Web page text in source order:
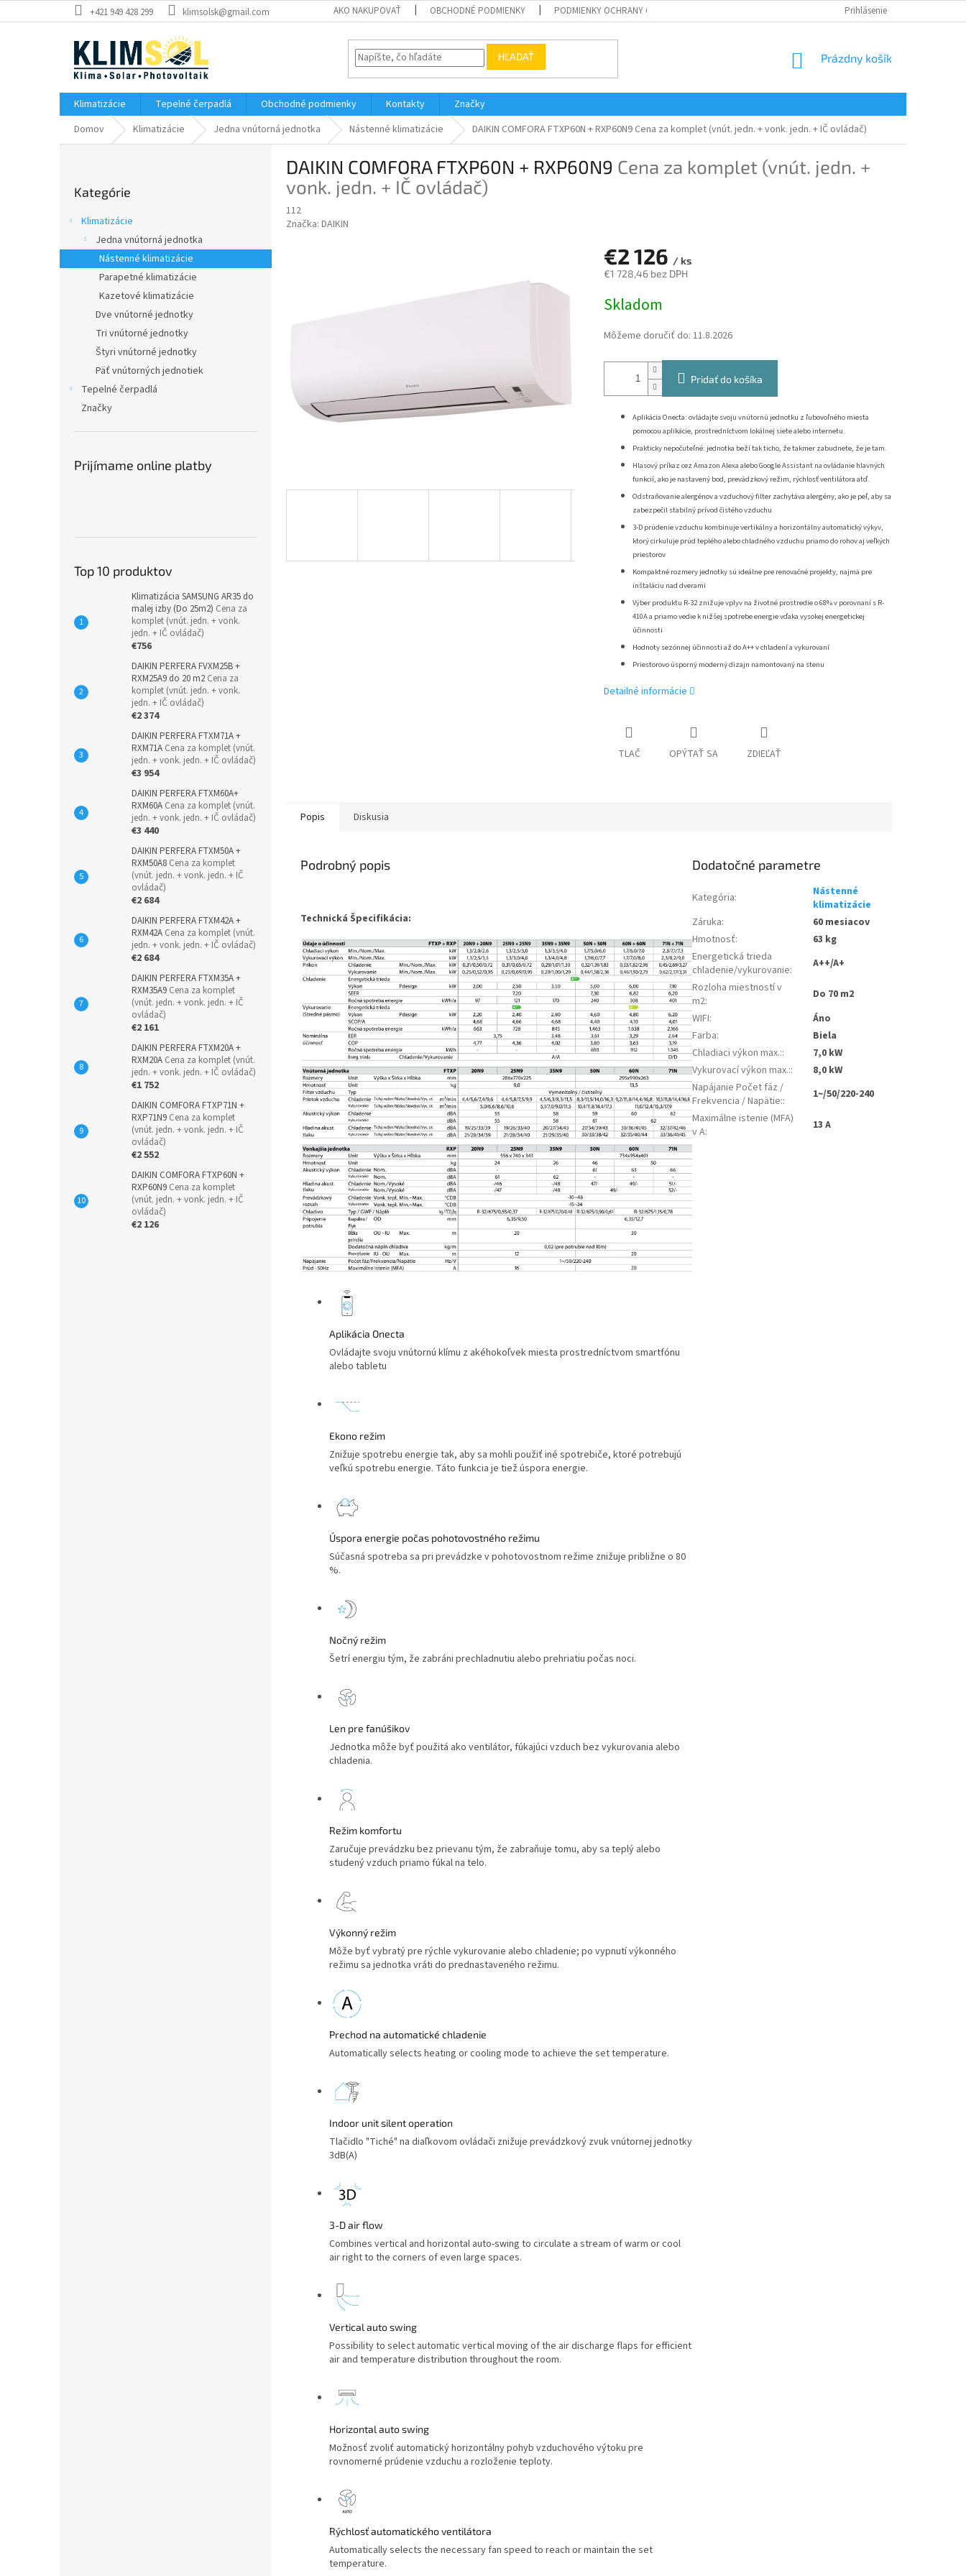
na
+421 949 428 299 klimsolsk@gmail.com AKO NAKUPOVAŤ OBCHODNÉ PODMIENKY PODMIENKY OCHRANY OSOBNÝCH ÚDAJOV Prihlásenie
HĽADAŤ
NÁKUPNÝ
Prázdny košík
Klimatizácie Tepelné čerpadlá Obchodné podmienky Kontakty
Značky
Domov
Klimatizácie Jedna vnútorná jednotka Nástenné klimatizácie DAIKIN COMFORA FTXP60N + RXP60N9 Cena za komplet (vnút. jedn. + vonk. jedn. + IČ ovládač)
a
kategórie
Kategórie
Klimatizácie
Jedna vnútorná jednotka
Nástenné klimatizácie
Parapetné klimatizácie
Kazetové klimatizácie
Dve vnútorné jednotky
Tri vnútorné jednotky
Štyri vnútorné jednotky
Päť vnútorných jednotiek
Tepelné čerpadlá
Značky
Prijímame online platby
Top 10 produktov
Klimatizácia SAMSUNG AR35 do
malej izby (Do 25m2) Cena za
komplet (vnút. jedn. + vonk.
jedn. + IČ ovládač)
€756
DAIKIN PERFERA FVXM25B +
RXM25A9 do 20 m2 Cena za
komplet (vnút. jedn. + vonk.
jedn. + IČ ovládač)
€2 374
DAIKIN PERFERA FTXM71A +
RXM71A Cena za komplet (vnút.
jedn. + vonk. jedn. + IČ ovládač)
€3 954
DAIKIN PERFERA FTXM60A+
RXM60A Cena za komplet (vnút.
jedn. + vonk. jedn. + IČ ovládač)
€3 440
DAIKIN PERFERA FTXM50A +
RXM50A8 Cena za komplet
(vnút. jedn. + vonk. jedn. + IČ
ovládač)
€2 684
DAIKIN PERFERA FTXM42A +
RXM42A Cena za komplet (vnút.
jedn. + vonk. jedn. + IČ ovládač)
€2 684
DAIKIN PERFERA FTXM35A +
RXM35A9 Cena za komplet
(vnút. jedn. + vonk. jedn. + IČ
ovládač)
€2 161
DAIKIN PERFERA FTXM20A +
RXM20A Cena za komplet (vnút.
jedn. + vonk. jedn. + IČ ovládač)
€1 752
DAIKIN COMFORA FTXP71N +
RXP71N9 Cena za komplet
(vnút. jedn. + vonk. jedn. + IČ
ovládač)
€2 552
DAIKIN COMFORA FTXP60N +
RXP60N9 Cena za komplet
(vnút. jedn. + vonk. jedn. + IČ
ovládač)
€2 126
DAIKIN COMFORA FTXP60N + RXP60N9 Cena za komplet (vnút. jedn. +
vonk. jedn. + IČ ovládač)
112
Značka: DAIKIN
€2 126 / ks
€1 728,46 bez DPH
cena:
Skladom
Môžeme doručiť do: 11.8.2026
Pridať do košíka
Aplikácia Onecta: ovládajte svoju vnútornú jednotku z ľubovoľného miesta
pomocou aplikácie, prostredníctvom lokálnej siete alebo internetu.
Prakticky nepočuteľné: jednotka beží tak ticho, že takmer zabudnete, že je tam.
Hlasový príkaz cez Amazon Alexa alebo Google Assistant na ovládanie hlavných
funkcií, ako je nastavený bod, prevádzkový režim, rýchlosť ventilátora atď.
Odstraňovanie alergénov a vzduchový filter zachytáva alergény, ako je peľ, aby sa
zabezpečil stabilný prívod čistého vzduchu
3-D prúdenie vzduchu kombinuje vertikálny a horizontálny automatický výkyv,
ktorý cirkuluje prúd teplého alebo chladného vzduchu priamo do rohov aj veľkých
priestorov
Kompaktné rozmery jednotky sú ideálne pre renovačné projekty, najmä pre
inštaláciu nad dverami
Výber produktu R-32 znižuje vplyv na životné prostredie o 68% v porovnaní s R-
410A a priamo vedie k nižšej spotrebe energie vďaka vysokej energetickej
účinnosti
Hodnoty sezónnej účinnosti až do A++ v chladení a vykurovaní
Priestorovo úsporný moderný dizajn namontovaný na stenu
Detailné informácie
TLAČ OPÝTAŤ SA ZDIEĽAŤ
Popis Diskusia
Podrobný popis
Technická Špecifikácia:
Aplikácia Onecta
Ovládajte svoju vnútornú klímu z akéhokoľvek miesta prostredníctvom smartfónu
alebo tabletu
Ekono režim
Znižuje spotrebu energie tak, aby sa mohli použiť iné spotrebiče, ktoré potrebujú
veľkú spotrebu energie. Táto funkcia je tiež úspora energie.
Úspora energie počas pohotovostného režimu
Súčasná spotreba sa pri prevádzke v pohotovostnom režime znižuje približne o 80
%.
Nočný režim
Šetrí energiu tým, že zabráni prechladnutiu alebo prehriatiu počas noci.
Len pre fanúšikov
Jednotka môže byť použitá ako ventilátor, fúkajúci vzduch bez vykurovania alebo
chladenia.
Režim komfortu
Zaručuje prevádzku bez prievanu tým, že zabraňuje tomu, aby sa teplý alebo
studený vzduch priamo fúkal na telo.
Výkonný režim
Môže byť vybratý pre rýchle vykurovanie alebo chladenie; po vypnutí výkonného
režimu sa jednotka vráti do prednastaveného režimu.
Prechod na automatické chladenie
Automatically selects heating or cooling mode to achieve the set temperature.
Indoor unit silent operation
Tlačidlo "Tiché" na diaľkovom ovládači znižuje prevádzkový zvuk vnútornej jednotky
3dB(A)
3-D air flow
Combines vertical and horizontal auto-swing to circulate a stream of warm or cool
air right to the corners of even large spaces.
Vertical auto swing
Possibility to select automatic vertical moving of the air discharge flaps for efficient
air and temperature distribution throughout the room.
Horizontal auto swing
Možnosť zvoliť automatický horizontálny pohyb vzduchového výtoku pre
rovnomerné prúdenie vzduchu a rozloženie teploty.
Rýchlosť automatického ventilátora
Automatically selects the necessary fan speed to reach or maintain the set
temperature.
Dodatočné parametre
Kategória:
Nástenné
klimatizácie
Záruka:
60 mesiacov
Hmotnosť:
63 kg
Energetická trieda
chladenie/vykurovanie:
A++/A+
Rozloha miestností v
m2:
Do 70 m2
WIFI:
Áno
Farba:
Biela
Chladiaci výkon max.::
7,0 kW
Vykurovací výkon max.::
8,0 kW
Napájanie Počet fáz /
Frekvencia / Napätie::
1~/50/220-240
Maximálne istenie (MFA)
v A: 13 A